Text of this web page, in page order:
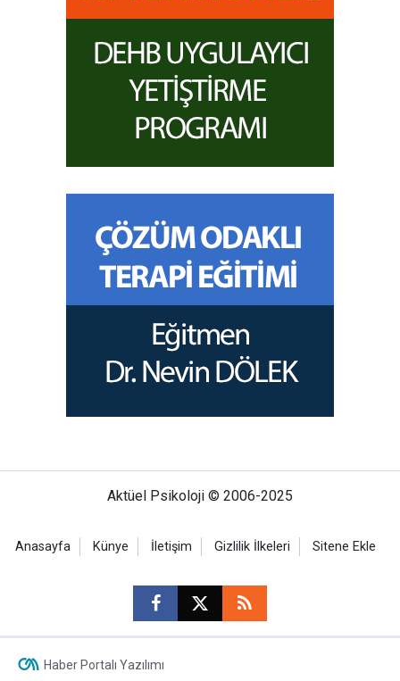
Aktüel Psikoloji © 2006-2025
Anasayfa Künye İletişim Gizlilik İlkeleri Sitene Ekle
Haber Portalı Yazılımı